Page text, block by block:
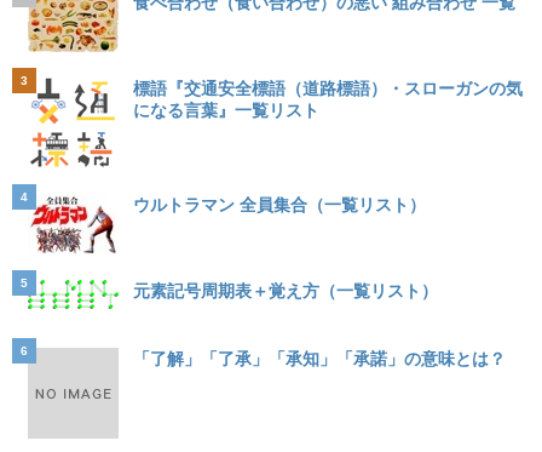
3
標語『交通安全標語（道路標語）・スローガンの気
になる言葉』一覧リスト
4 ウルトラマン 全員集合（一覧リスト）
5 元素記号周期表＋覚え方（一覧リスト）
6 「了解」「了承」「承知」「承諾」の意味とは？